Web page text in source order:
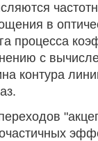
в
процесса
с
контура